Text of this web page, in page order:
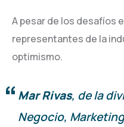
A pesar de los desafíos
representantes de la
optimismo.
Mar Rivas, de la
Negocio,